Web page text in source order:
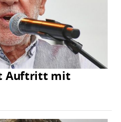
Auftritt mit